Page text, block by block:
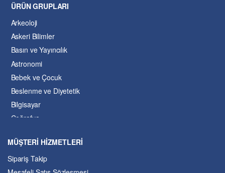
ÜRÜN GRUPLARI
Arkeoloji
Askeri Bilimler
Basın ve Yayıncılık
Astronomi
Bebek ve Çocuk
Beslenme ve Diyetetik
Bilgisayar
Coğrafya
Dil ve Edebiyat
Eğitim
MÜŞTERİ HİZMETLERİ
Sipariş Takip